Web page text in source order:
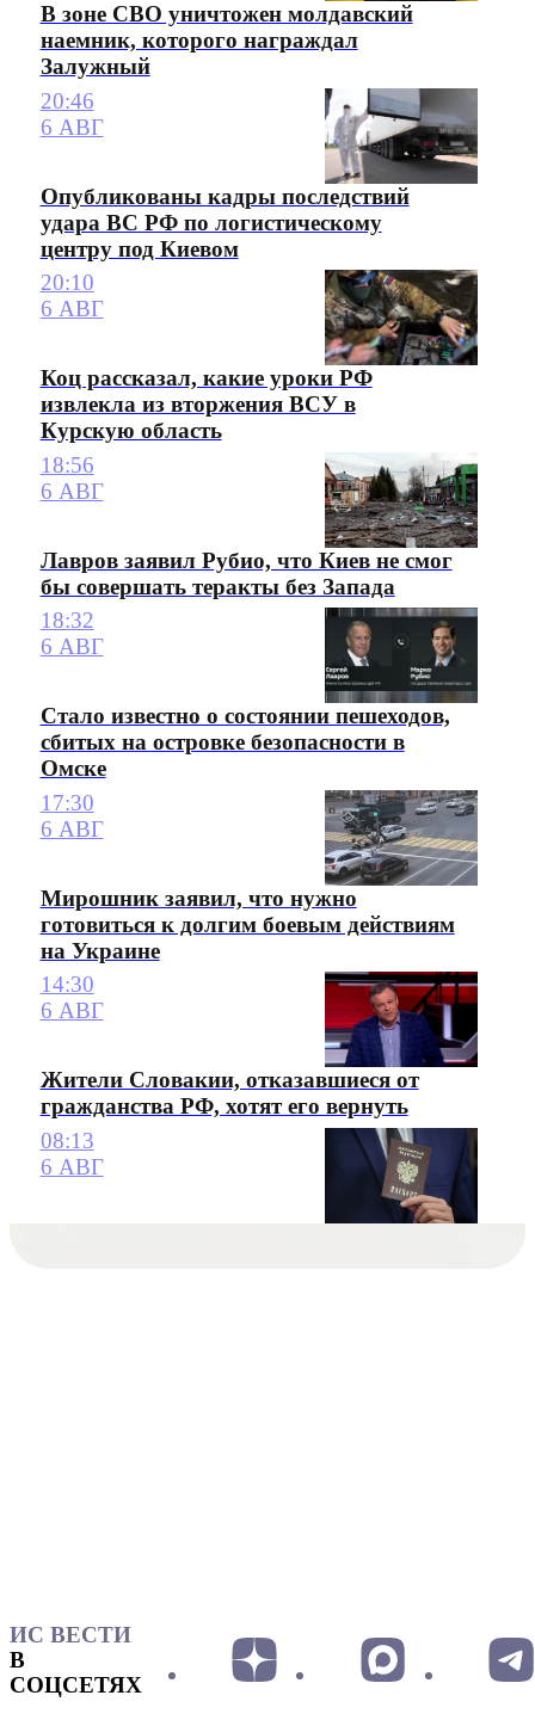
В зоне СВО уничтожен молдавский
наемник, которого награждал
Залужный
20:46
6 АВГ
Опубликованы кадры последствий
удара ВС РФ по логистическому
центру под Киевом
20:10
6 АВГ
Коц рассказал, какие уроки РФ
извлекла из вторжения ВСУ в
Курскую область
18:56
6 АВГ
Лавров заявил Рубио, что Киев не смог
бы совершать теракты без Запада
18:32
6 АВГ
Стало известно о состоянии пешеходов,
сбитых на островке безопасности в
Омске
17:30
6 АВГ
Мирошник заявил, что нужно
готовиться к долгим боевым действиям
на Украине
14:30
6 АВГ
Жители Словакии, отказавшиеся от
гражданства РФ, хотят его вернуть
08:13
6 АВГ
ИС ВЕСТИ
В
СОЦСЕТЯХ